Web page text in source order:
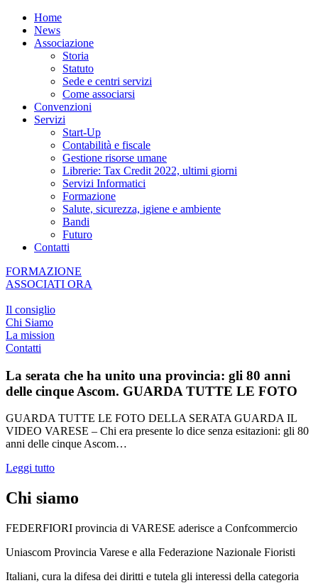
Home
News
Associazione
Storia
Statuto
Sede e centri servizi
Come associarsi
Convenzioni
Servizi
Start-Up
Contabilità e fiscale
Gestione risorse umane
Librerie: Tax Credit 2022, ultimi giorni
Servizi Informatici
Formazione
Salute, sicurezza, igiene e ambiente
Bandi
Futuro
Contatti
FORMAZIONE
ASSOCIATI ORA
Il consiglio
Chi Siamo
La mission
Contatti
La serata che ha unito una provincia: gli 80 anni
delle cinque Ascom. GUARDA TUTTE LE FOTO
GUARDA TUTTE LE FOTO DELLA SERATA GUARDA IL
VIDEO VARESE – Chi era presente lo dice senza esitazioni: gli 80
anni delle cinque Ascom…
Leggi tutto
Chi siamo
FEDERFIORI provincia di VARESE aderisce a Confcommercio
Uniascom Provincia Varese e alla Federazione Nazionale Fioristi
Italiani, cura la difesa dei diritti e tutela gli interessi della categoria